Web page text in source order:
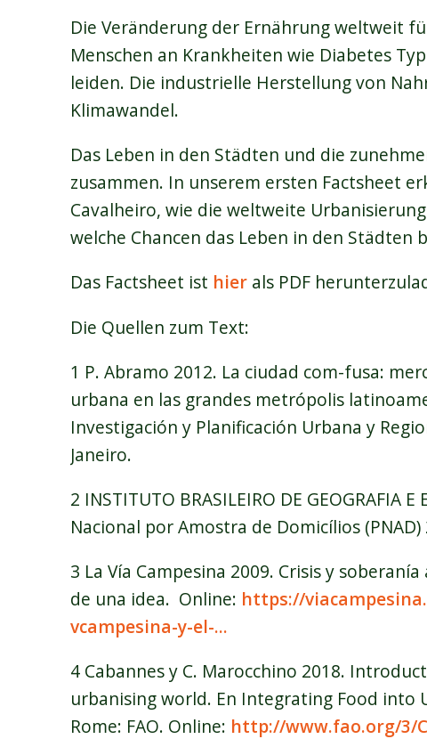
Die Veränderung der Ernährung weltweit
Menschen an Krankheiten wie Diabetes
leiden. Die industrielle Herstellung von
Klimawandel.
Das Leben in den Städten und die
zusammen. In unserem ersten Factsheet
Cavalheiro, wie die weltweite
welche Chancen das Leben in den Städten
Das Factsheet ist hierals PDF
Die Quellen zum Text:
1 P. Abramo 2012. La ciudad com-fusa:
urbana en las grandes metrópolis
Investigación y Planificación Urbana y
Janeiro.
2 INSTITUTO BRASILEIRO DE GEOGRAFIA
Nacional por Amostra de Domicílios (PNAD)
3 La Vía Campesina 2009. Crisis y
de una idea. Online: https://
vcampesina-y-el-...
4 Cabannes y C. Marocchino 2018.
urbanising world. En Integrating Food into
Rome: FAO. Online: http://www.fao.org/3/